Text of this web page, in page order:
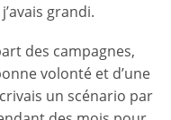
grandi.
des campagnes,
volonté et d’une
un scénario par